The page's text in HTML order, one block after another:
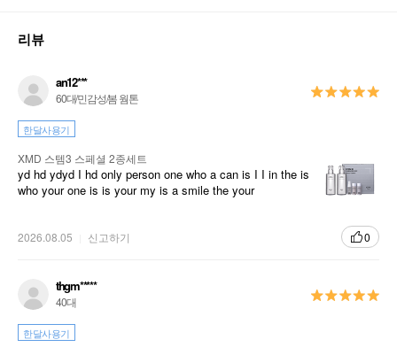
리뷰
an12***
60대/민감성/봄 웜톤
한달사용기
XMD 스템3 스페셜 2종세트
yd hd ydyd I hd only person one who a can is I I in the is
who your one is is your my is a smile the your
2026.08.05 신고하기 0
thgm*****
40대
한달사용기